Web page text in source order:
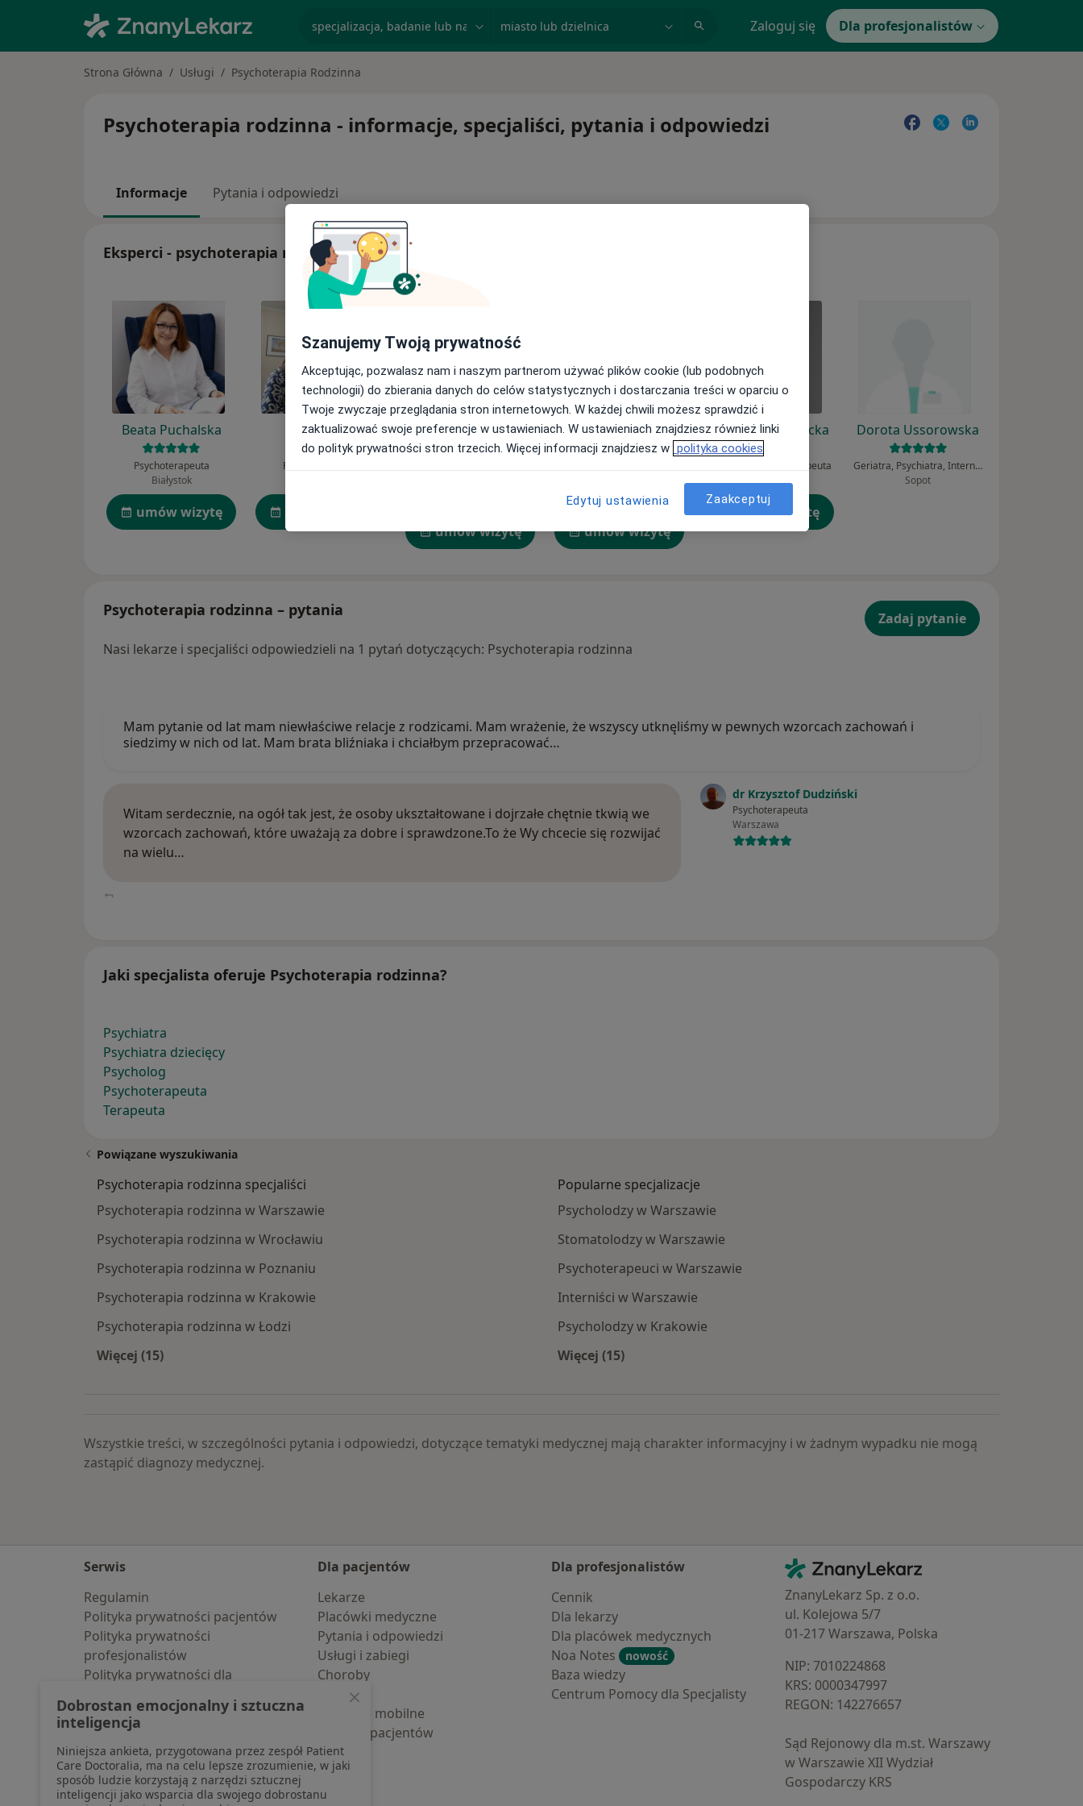
Zaloguj się Dla profesjonalistów
Strona Główna Usługi Psychoterapia Rodzinna
Psychoterapia rodzinna - informacje, specjaliści, pytania i odpowiedzi
Informacje Pytania i odpowiedzi
Eksperci - psychoterapia rodzinna
Beata Puchalska
Psychoterapeuta
Białystok
umów wizytę
Joanna Fila
Psychoterapeuta
Marlena
Klimankowicz
umów wizytę
Grażyna
Lewandowska
Warszawa
umów wizytę
Małgorzata Lewicka
Psycholog, Psychoterapeuta
Bytom
umów wizytę
Dorota Ussorowska
Geriatra, Psychiatra, Internista
Sopot
Psychoterapia rodzinna – pytania
Zadaj pytanie
Nasi lekarze i specjaliści odpowiedzieli na 1 pytań dotyczących: Psychoterapia rodzinna
Mam pytanie od lat mam niewłaściwe relacje z rodzicami. Mam wrażenie, że wszyscy utknęliśmy w pewnych wzorcach zachowań i
siedzimy w nich od lat. Mam brata bliźniaka i chciałbym przepracować…
dr Krzysztof Dudziński
Psychoterapeuta
Warszawa
Witam serdecznie, na ogół tak jest, że osoby ukształtowane i dojrzałe chętnie tkwią we
wzorcach zachowań, które uważają za dobre i sprawdzone.To że Wy chcecie się rozwijać
na wielu…
Jaki specjalista oferuje Psychoterapia rodzinna?
Psychiatra
Psychiatra dziecięcy
Psycholog
Psychoterapeuta
Terapeuta
Powiązane wyszukiwania
Psychoterapia rodzinna specjaliści
Psychoterapia rodzinna w Warszawie
Psychoterapia rodzinna w Wrocławiu
Psychoterapia rodzinna w Poznaniu
Psychoterapia rodzinna w Krakowie
Psychoterapia rodzinna w Łodzi
Więcej (15)
Popularne specjalizacje
Psycholodzy w Warszawie
Stomatolodzy w Warszawie
Psychoterapeuci w Warszawie
Interniści w Warszawie
Psycholodzy w Krakowie
Więcej (15)
Wszystkie treści, w szczególności pytania i odpowiedzi, dotyczące tematyki medycznej mają charakter informacyjny i w żadnym wypadku nie mogą
zastąpić diagnozy medycznej.
Serwis
Regulamin
Polityka prywatności pacjentów
Polityka prywatności
profesjonalistów
Polityka prywatności dla
pozyskaliśmy samodzielnie
Polityka cookies
Jak działają wyniki wyszukiwania
Dostępność
O nas
Dla pacjentów
Lekarze
Placówki medyczne
Pytania i odpowiedzi
Usługi i zabiegi
Choroby
Pomoc
Aplikacje mobilne
Blog dla pacjentów
Dla profesjonalistów
Cennik
Dla lekarzy
Dla placówek medycznych
Noa Notes
nowość
Baza wiedzy
Centrum Pomocy dla Specjalisty
Kontakt
ZnanyLekarz - Strona główna
ZnanyLekarz Sp. z o.o.
ul. Kolejowa 5/7
01-217 Warszawa, Polska
NIP: ⁠7010224868
KRS: ⁠0000347997
REGON: ⁠142276657
Sąd Rejonowy dla m.st. Warszawy
w Warszawie XII Wydział
Gospodarczy KRS
Szanujemy Twoją prywatność
Akceptując, pozwalasz nam i naszym partnerom używać plików cookie (lub podobnych
technologii) do zbierania danych do celów statystycznych i dostarczania treści w oparciu o
Twoje zwyczaje przeglądania stron internetowych. W każdej chwili możesz sprawdzić i
zaktualizować swoje preferencje w ustawieniach. W ustawieniach znajdziesz również linki
do polityk prywatności stron trzecich. Więcej informacji znajdziesz w polityka cookies
Edytuj ustawienia Zaakceptuj
Dobrostan emocjonalny i sztuczna
inteligencja
Niniejsza ankieta, przygotowana przez zespół Patient
Care Doctoralia, ma na celu lepsze zrozumienie, w jaki
sposób ludzie korzystają z narzędzi sztucznej
inteligencji jako wsparcia dla swojego dobrostanu